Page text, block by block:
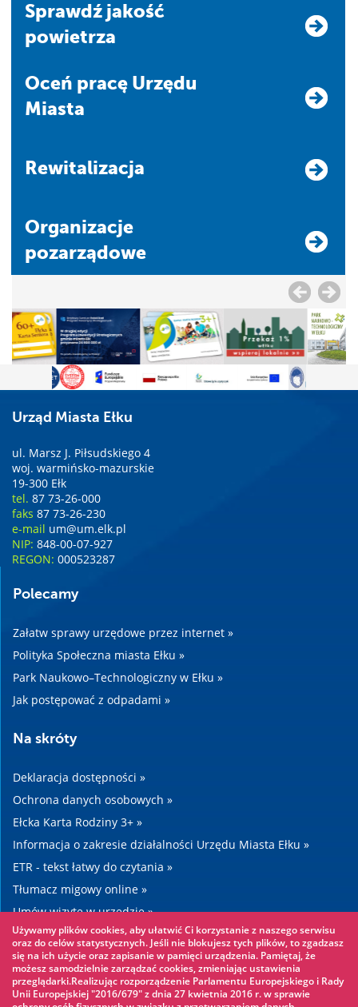
Sprawdź jakość
powietrza
Oceń pracę Urzędu
Miasta
Rewitalizacja
Organizacje
pozarządowe
Urząd Miasta Ełku
ul. Marsz J. Piłsudskiego 4
woj. warmińsko-mazurskie
19-300 Ełk
tel. 87 73-26-000
faks 87 73-26-230
e-mail um@um.elk.pl
NIP: 848-00-07-927
REGON: 000523287
Polecamy
Załatw sprawy urzędowe przez internet »
Polityka Społeczna miasta Ełku »
Park Naukowo–Technologiczny w Ełku »
Jak postępować z odpadami »
Na skróty
Deklaracja dostępności »
Ochrona danych osobowych »
Ełcka Karta Rodziny 3+ »
Informacja o zakresie działalności Urzędu Miasta Ełku »
ETR - tekst łatwy do czytania »
Tłumacz migowy online »
Umów wizytę w urzędzie »
Drogi »
Warto zobaczyć
Używamy plików cookies, aby ułatwić Ci korzystanie z naszego serwisu
oraz do celów statystycznych. Jeśli nie blokujesz tych plików, to zgadzasz
się na ich użycie oraz zapisanie w pamięci urządzenia. Pamiętaj, że
możesz samodzielnie zarządzać cookies, zmieniając ustawienia
przeglądarki.Realizując rozporządzenie Parlamentu Europejskiego i Rady
Unii Europejskiej "2016/679" z dnia 27 kwietnia 2016 r. w sprawie